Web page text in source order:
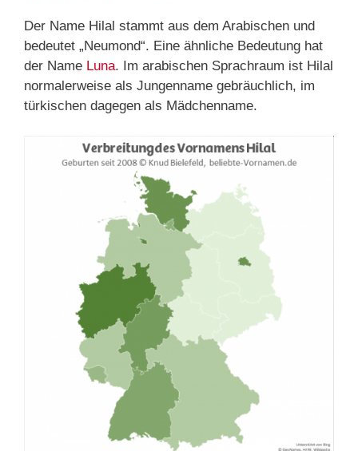
Der Name Hilal stammt aus dem Arabischen und
bedeutet „Neumond“. Eine ähnliche Bedeutung hat
der Name Luna. Im arabischen Sprachraum ist Hilal
normalerweise als Jungenname gebräuchlich, im
türkischen dagegen als Mädchenname.